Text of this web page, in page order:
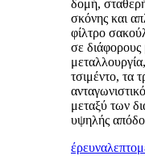
δομή,
σκόνης και
φίλτρο
σε διάφορους
τσιμέντο, τα
μεταξύ των
υψηλής
έρευνα